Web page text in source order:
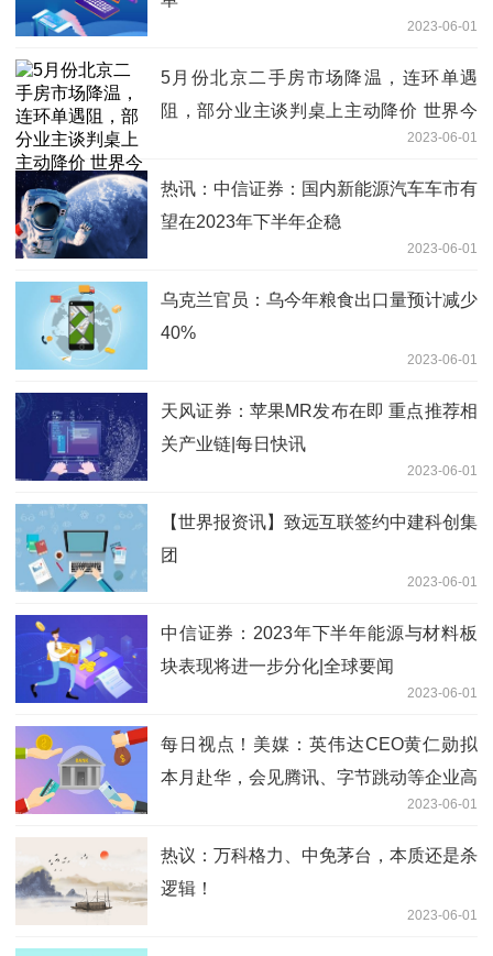
2023-06-01
5月份北京二手房市场降温，连环单遇
阻，部分业主谈判桌上主动降价 世界今
2023-06-01
热讯：中信证券：国内新能源汽车车市有
望在2023年下半年企稳
2023-06-01
乌克兰官员：乌今年粮食出口量预计减少
40%
2023-06-01
天风证券：苹果MR发布在即 重点推荐相
关产业链|每日快讯
2023-06-01
【世界报资讯】致远互联签约中建科创集
团
2023-06-01
中信证券：2023年下半年能源与材料板
块表现将进一步分化|全球要闻
2023-06-01
每日视点！美媒：英伟达CEO黄仁勋拟
本月赴华，会见腾讯、字节跳动等企业高
2023-06-01
热议：万科格力、中免茅台，本质还是杀
逻辑！
2023-06-01